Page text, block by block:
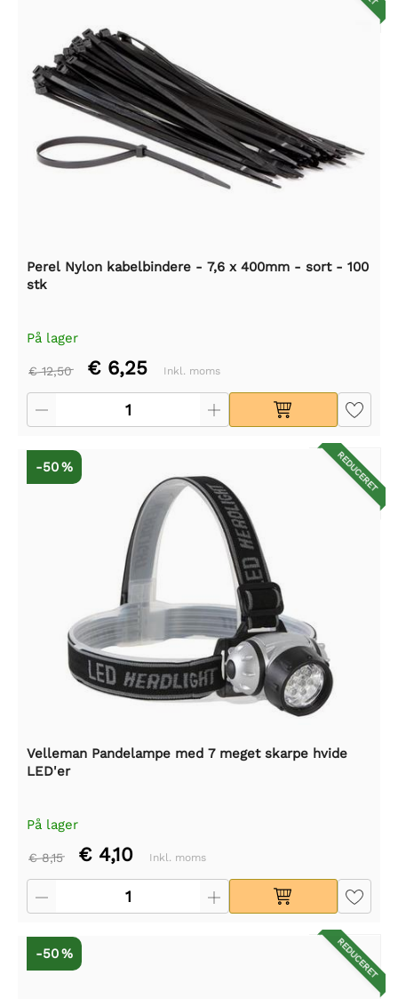
Perel Nylon kabelbindere - 7,6 x 400mm - sort - 100
stk
På lager
€ 12,50 € 6,25 Inkl. moms
REDUCERET
-50 %
Velleman Pandelampe med 7 meget skarpe hvide
LED'er
På lager
€ 8,15 € 4,10 Inkl. moms
REDUCERET
-50 %